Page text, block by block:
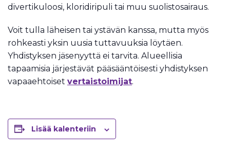
divertikuloosi, kloridiripuli tai muu suolistosairaus.
Voit tulla läheisen tai ystävän kanssa, mutta myös
rohkeasti yksin uusia tuttavuuksia löytäen.
Yhdistyksen jäsenyyttä ei tarvita. Alueellisia
tapaamisia järjestävät pääsääntöisesti yhdistyksen
vapaaehtoiset vertaistoimijat.
Lisää kalenteriin